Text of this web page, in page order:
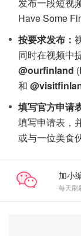
Have Some
按要求发布：
同时在视频中
@ourfinland
和
填写官方申请
填写申请表，
或与一位美食
加小
每天刷